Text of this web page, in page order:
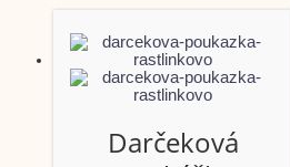
Darčeková